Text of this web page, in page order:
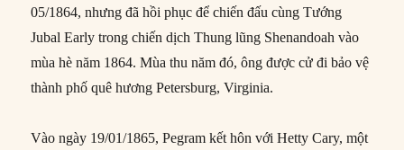
05/1864, nhưng đã hồi phục để chiến đấu cùng Tướng
Jubal Early trong chiến dịch Thung lũng Shenandoah vào
mùa hè năm 1864. Mùa thu năm đó, ông được cử đi bảo vệ
thành phố quê hương Petersburg, Virginia.
Vào ngày 19/01/1865, Pegram kết hôn với Hetty Cary, một